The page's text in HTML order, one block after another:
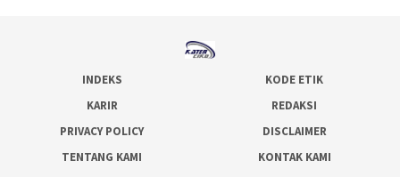
INDEKS
KODE ETIK
KARIR
REDAKSI
PRIVACY POLICY
DISCLAIMER
TENTANG KAMI
KONTAK KAMI